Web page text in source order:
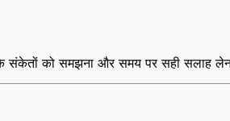
को समझना और समय पर सही सलाह